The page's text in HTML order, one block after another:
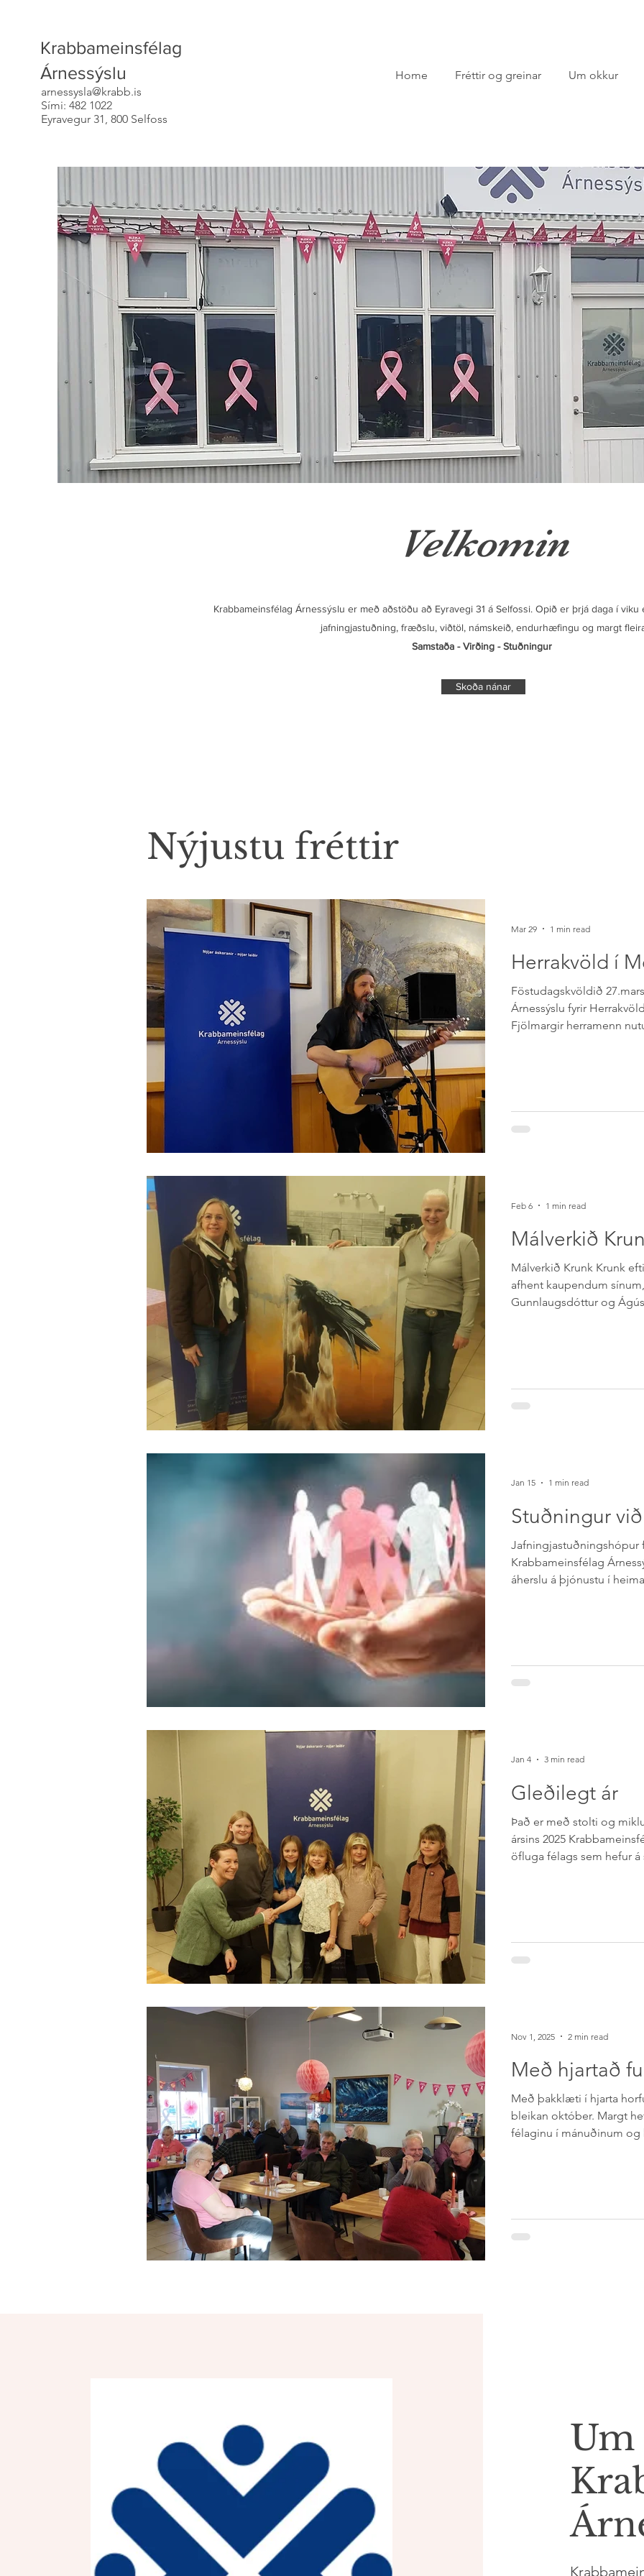
Krabbameinsfélag
Árnessýslu
arnessysla@krabb.is
Sími: 482 1022
Eyravegur 31, 800 Selfoss
Home Fréttir og greinar Um okkur
Velkomin
Krabbameinsfélag Árnessýslu er með aðstöðu að Eyravegi 31 á Selfossi. Opið er þrjá daga í
jafningjastuðning, fræðslu, viðtöl, námskeið, endurhæfingu og margt
Samstaða - Virðing - Stuðningur ​
Skoða nánar
Nýjustu fréttir
Herrakvöld í
Föstudagskvöldið
Árnessýslu fyrir
Fjölmargir herramenn
flutti frumsamin lög af
bland við klassíska
Mar 29 1 min read
Málverkið
Málverkið Krunk Krunk
afhent kaupendum
Gunnlaugsdóttur og
glæsilega listaverkið.
Listasel fyrir einstaka
Feb 6 1 min read
Stuðningur
Jafningjastuðningshópur
Krabbameinsfélag
áherslu á þjónustu í
krabbameinsgreindra og
þriðjudag hvers mánaðar kl.17:30 í
Jan 15 1 min read
Gleðilegt ár
Það er með stolti og
ársins 2025
öfluga félags sem hefur
félagsins. Ákvörðun var
ársins 2025, að leggja
Jan 4 3 min read
Með hjartað
Með þakklæti í hjarta
bleikan október. Margt
félaginu í mánuðinum og
eða annan hátt, ýmist
og/eða þátttöku í
Nov 1, 2025 2 min read
Um